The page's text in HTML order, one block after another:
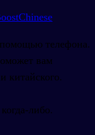
телефона.
вам
китайского.
либо.